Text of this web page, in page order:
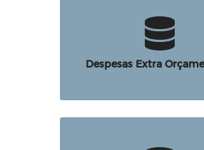
Despesas Extra